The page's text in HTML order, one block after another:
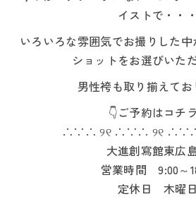
イストで・・・
いろいろな雰囲気でお撮りした
ショットをお選びいた
男性袴も取り揃えてお
👇ご予約はコチ
∴∵∴ ୨୧ ∴∵∴ ୨୧
大進創寫館東広
営業時間 9:00～
定休日 木曜日